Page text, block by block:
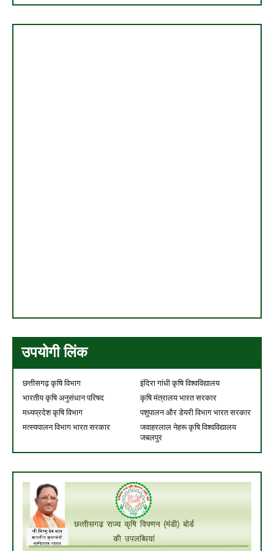
उपयोगी लिंक
छत्तीसगढ़ कृषि विभाग
इंदिरा गांधी कृषि विश्वविद्यालय
भारतीय कृषि अनुसंधान परिषद
कृषि मंत्रालय भारत सरकार
मध्यप्रदेश कृषि विभाग
पशुपालन और डेयरी विभाग भारत सरकार
मत्स्यपालन विभाग भारत सरकार
जवाहरलाल नेहरू कृषि विश्वविद्यालय
जबलपुर